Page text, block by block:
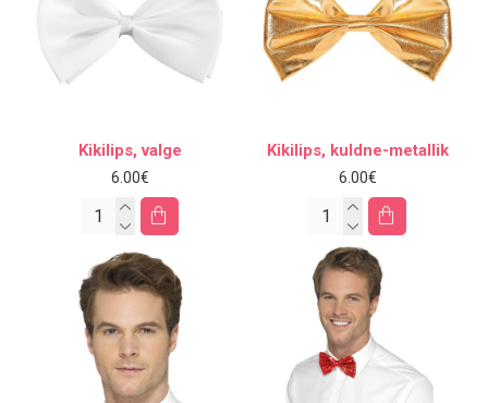
Kikilips, valge
6.00€
Kikilips, kuldne-metallik
6.00€